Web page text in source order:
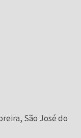
São José do